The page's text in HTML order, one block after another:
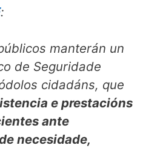
:
manterán un
de Seguridade
cidadáns, que
e prestacións
ante
necesidade,